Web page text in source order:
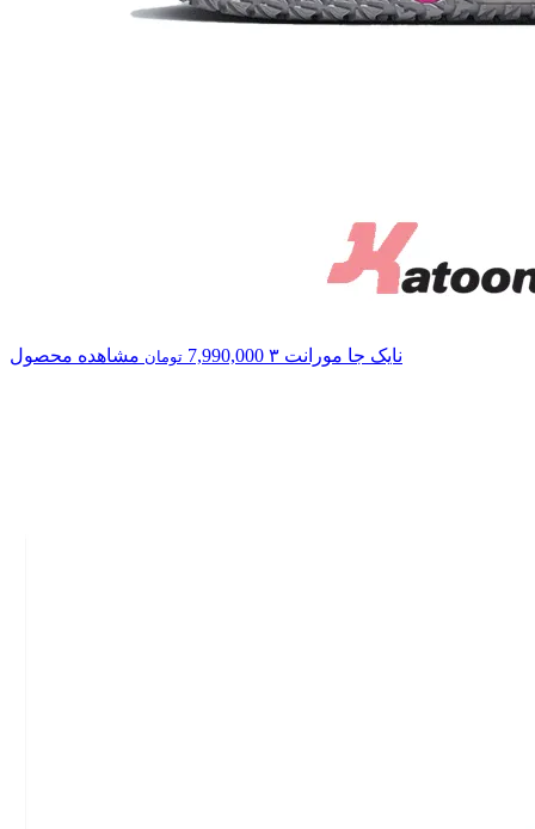
نایک جا مورانت ۳ 7,990,000 تومان مشاهده محصول